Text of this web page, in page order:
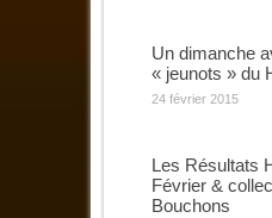
Un dimanche
« jeunots » du
24 février 2015
Les Résultats
Février &
Bouchons